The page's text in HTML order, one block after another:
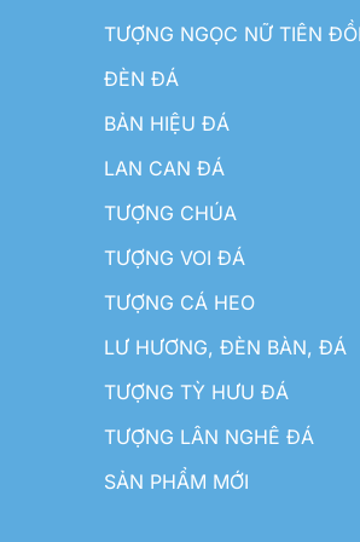
TƯỢNG NGỌC NỮ TIÊN
ĐÈN ĐÁ
BẢN HIỆU ĐÁ
LAN CAN ĐÁ
TƯỢNG CHÚA
TƯỢNG VOI ĐÁ
TƯỢNG CÁ HEO
LƯ HƯƠNG, ĐÈN BÀN, ĐÁ
TƯỢNG TỲ HƯU ĐÁ
TƯỢNG LÂN NGHÊ ĐÁ
SẢN PHẨM MỚI